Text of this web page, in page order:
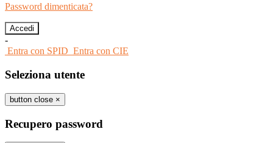
Password dimenticata?
-
Entra con SPID Entra con CIE
Seleziona utente
button close ×
Recupero password